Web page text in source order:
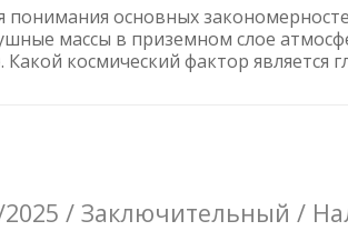
основных
массы в приземном слое
космический фактор является
/ Заключительный /